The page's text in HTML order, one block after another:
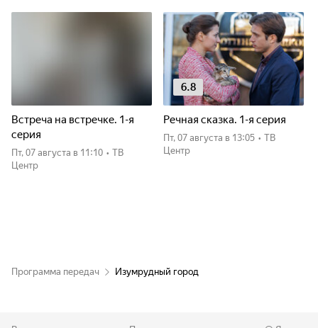
Встреча на встречке. 1-я
серия
пт, 07 августа в 11:10 • ТВ
Центр
6.8
Речная сказка. 1-я серия
пт, 07 августа в 13:05 • ТВ
Центр
Программа передач Изумрудный город